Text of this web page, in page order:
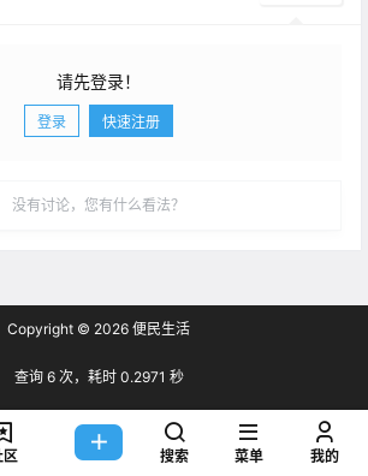
请先登录！
登录 快速注册
没有讨论，您有什么看法？
Copyright © 2026 便民生活
查询 6 次，耗时 0.2971 秒
区 搜索 菜单 我的